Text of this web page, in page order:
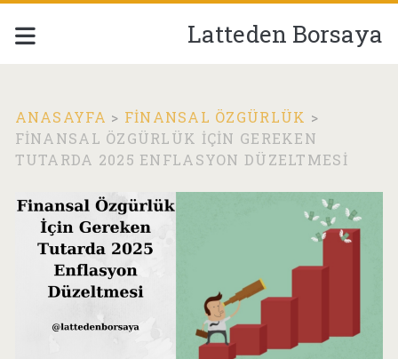
Latteden Borsaya
ANASAYFA > FINANSAL ÖZGÜRLÜK >
FINANSAL ÖZGÜRLÜK İÇIN GEREKEN
TUTARDA 2025 ENFLASYON DÜZELTMESI